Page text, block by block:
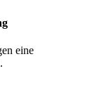
eine